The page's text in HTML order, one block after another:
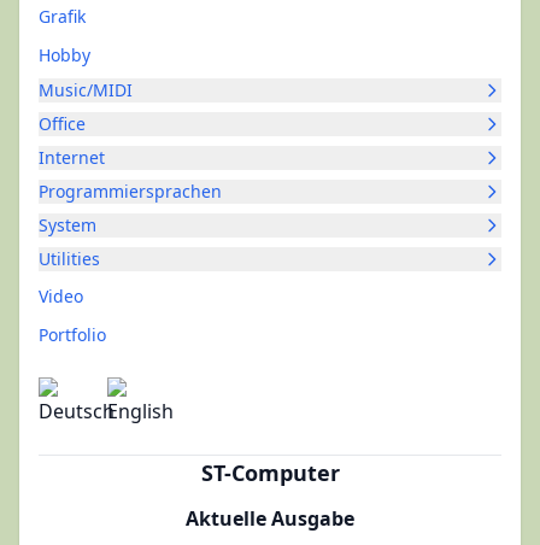
Grafik
Hobby
Music/MIDI
Office
Internet
Programmiersprachen
System
Utilities
Video
Portfolio
ST-Computer
Aktuelle Ausgabe